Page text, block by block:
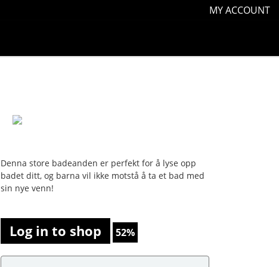
MY ACCOUNT
Denna store badeanden er perfekt for å lyse opp
badet ditt, og barna vil ikke motstå å ta et bad med
sin nye venn!
Log in to shop 52%